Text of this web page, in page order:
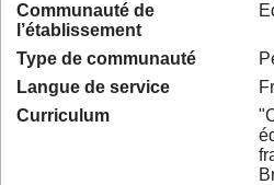
Communauté de
l’établissement
Type de communauté
Langue de service
Curriculum